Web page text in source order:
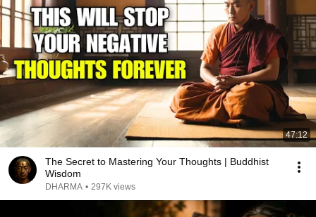
47:12
The Secret to Mastering Your Thoughts | Buddhist
Wisdom
DHARMA • 297K views